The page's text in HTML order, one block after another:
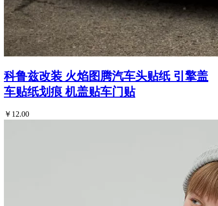
科鲁兹改装 火焰图腾汽车头贴纸 引擎盖
车贴纸划痕 机盖贴车门贴
￥12.00